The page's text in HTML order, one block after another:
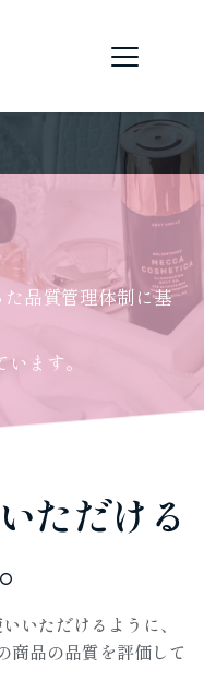
品質管理体制に基
ます。
ただける
いただけるように、
商品の品質を評価して